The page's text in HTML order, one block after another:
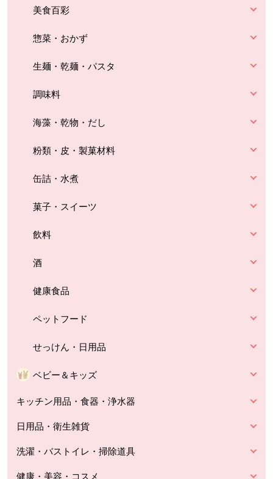
美食百彩
惣菜・おかず
生麺・乾麺・パスタ
調味料
海藻・乾物・だし
粉類・皮・製菓材料
缶詰・水煮
菓子・スイーツ
飲料
酒
健康食品
ペットフード
せっけん・日用品
ベビー＆キッズ
キッチン用品・食器・浄水器
日用品・衛生雑貨
洗濯・バストイレ・掃除道具
健康・美容・コスメ